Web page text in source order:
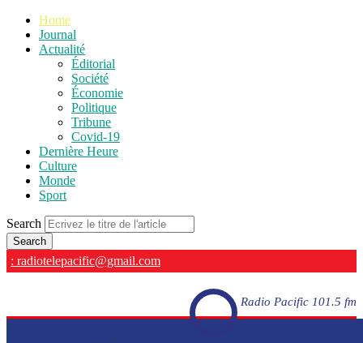
Home
Journal
Actualité
Éditorial
Société
Économie
Politique
Tribune
Covid-19
Dernière Heure
Culture
Monde
Sport
Search
: radiotelepacific@gmail.com
Radio Pacific 101.5 fm